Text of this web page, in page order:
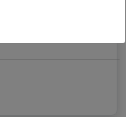
à la maison :...